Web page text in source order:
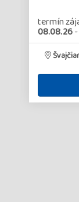
termín
08.08.26-